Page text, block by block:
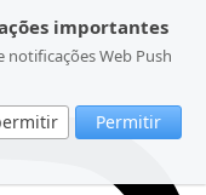
importantes
Web Push
Permitir